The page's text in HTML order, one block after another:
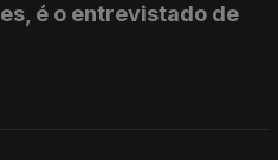
é o entrevistado de